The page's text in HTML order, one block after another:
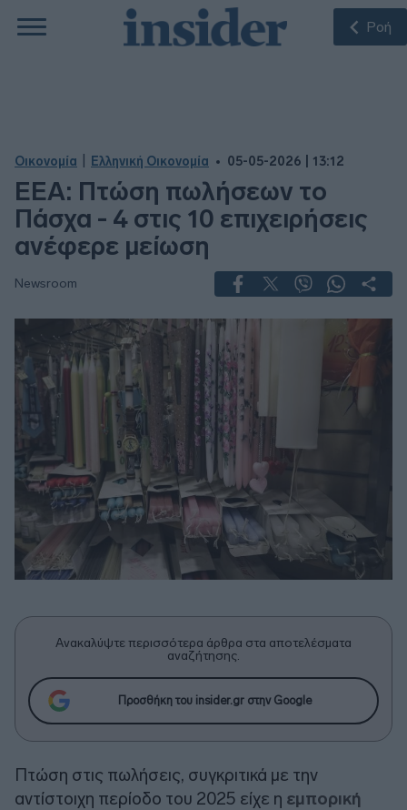
Ροή
Οικονομία Ελληνική Οικονομία 05-05-2026 | 13:12
ΕΕΑ: Πτώση πωλήσεων το
Πάσχα - 4 στις 10 επιχειρήσεις
ανέφερε μείωση
Newsroom
Ανακαλύψτε περισσότερα άρθρα στα αποτελέσματα
αναζήτησης.
Προσθήκη του insider.gr στην Google
Πτώση στις πωλήσεις, συγκριτικά με την
αντίστοιχη περίοδο του 2025 είχε η εμπορική